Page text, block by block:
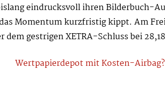
eindrucksvoll ihren Bilderbuch-
Momentum kurzfristig kippt. Am
gestrigen XETRA-Schluss bei
Wertpapierdepot mit Kosten-